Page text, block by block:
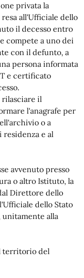
privata la
all'Ufficiale dello
il decesso entro
compete a uno dei
con il defunto, a
persona informata
e certificato
rilasciare il
l'anagrafe per
o a
residenza e al
avvenuto presso
o altro Istituto, la
Direttore dello
dello Stato
unitamente alla
territorio del